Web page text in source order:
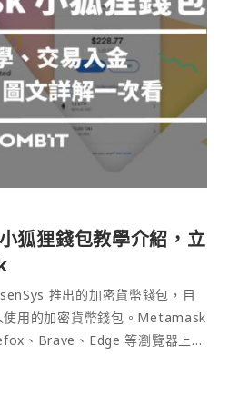
狐狸錢包教學介紹，立
推出的加密貨幣錢包，目
使用的加密貨幣錢包。Metamask
、Brave、Edge 等瀏覽器上作
使用上非常方便。